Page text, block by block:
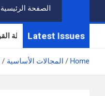
الصفحة الرئيسية
Latest Issues
Home المجالات الأساسية